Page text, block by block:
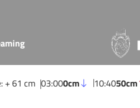
+ 61 cm 03:000cm 10:4050cm